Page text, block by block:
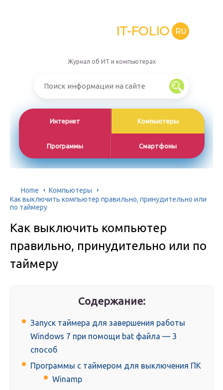
IT-FOLIO RU
Журнал об ИТ и компьютерах
Интернет Компьютеры
Программы Смартфоны
Home
Компьютеры
Как выключить компьютер правильно, принудительно или
по таймеру
Как выключить компьютер
правильно, принудительно или по
таймеру
Содержание:
Запуск таймера для завершения работы
Windows 7 при помощи bat файла — 3
способ
Программы с таймером для выключения ПК
Winamp